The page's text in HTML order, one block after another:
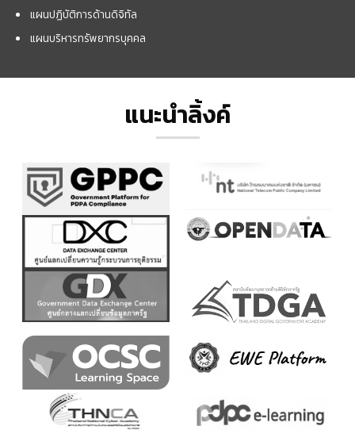
แผนปฏิบัติการด้านดิจิทัล
แผนบริหารทรัพยากรบุคคล
แนะนำลิ้งค์